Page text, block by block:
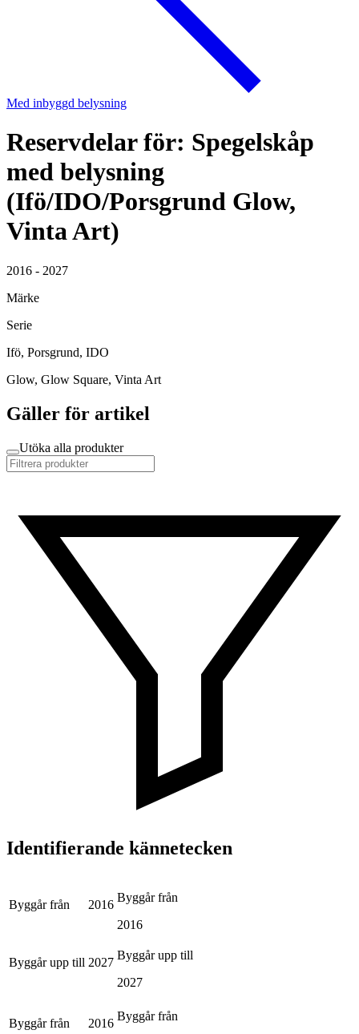
Med inbyggd belysning
Reservdelar för: Spegelskåp
med belysning
(Ifö/IDO/Porsgrund Glow,
Vinta Art)
2016 - 2027
Märke
Serie
Ifö, Porsgrund, IDO
Glow, Glow Square, Vinta Art
Gäller för artikel
Utöka alla produkter
Identifierande kännetecken
Byggår från 2016
Byggår från
2016
Byggår upp till 2027
Byggår upp till
2027
Byggår från 2016
Byggår från